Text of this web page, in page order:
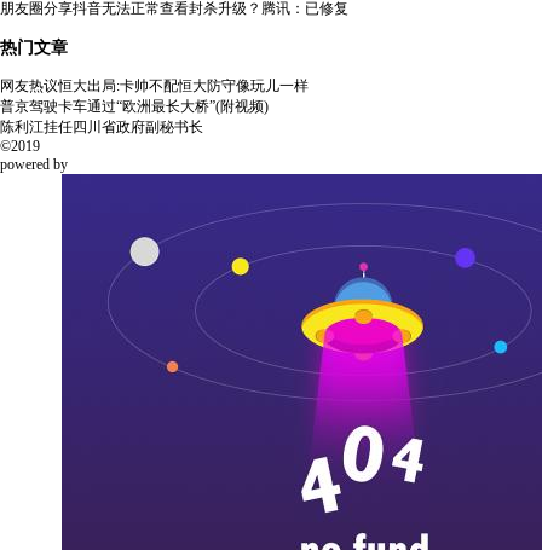
朋友圈分享抖音无法正常查看封杀升级？腾讯：已修复
热门文章
网友热议恒大出局:卡帅不配恒大防守像玩儿一样
普京驾驶卡车通过“欧洲最长大桥”(附视频)
陈利江挂任四川省政府副秘书长
©2019
powered by